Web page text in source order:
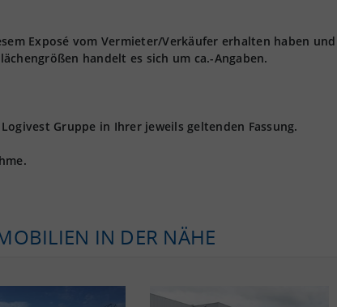
Exposé vom Vermieter/Verkäufer erhalten haben und
handelt es sich um ca.-Angaben.
Gruppe in Ihrer jeweils geltenden Fassung.
IN DER NÄHE